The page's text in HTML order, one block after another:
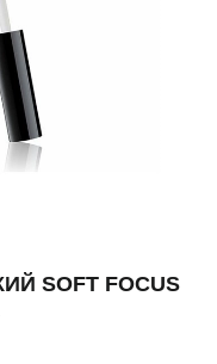
SOFT FOCUS